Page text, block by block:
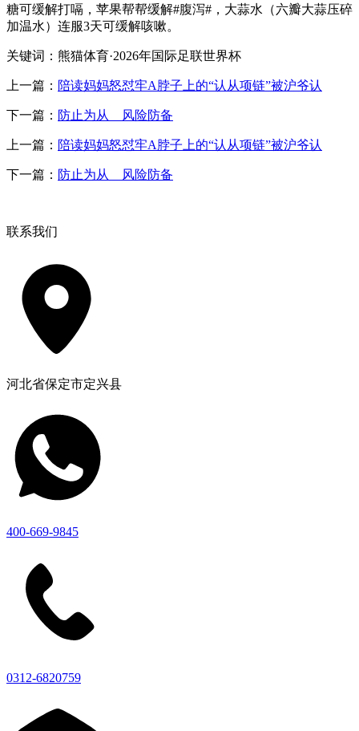
糖可缓解打嗝，苹果帮帮缓解#腹泻#，大蒜水（六瓣大蒜压碎
加温水）连服3天可缓解咳嗽。
关键词：熊猫体育·2026年国际足联世界杯
上一篇： 陪读妈妈怒怼牢A脖子上的“认从项链”被沪爷认
下一篇： 防止为从 风险防备
上一篇： 陪读妈妈怒怼牢A脖子上的“认从项链”被沪爷认
下一篇： 防止为从 风险防备
联系我们
河北省保定市定兴县
400-669-9845
0312-6820759